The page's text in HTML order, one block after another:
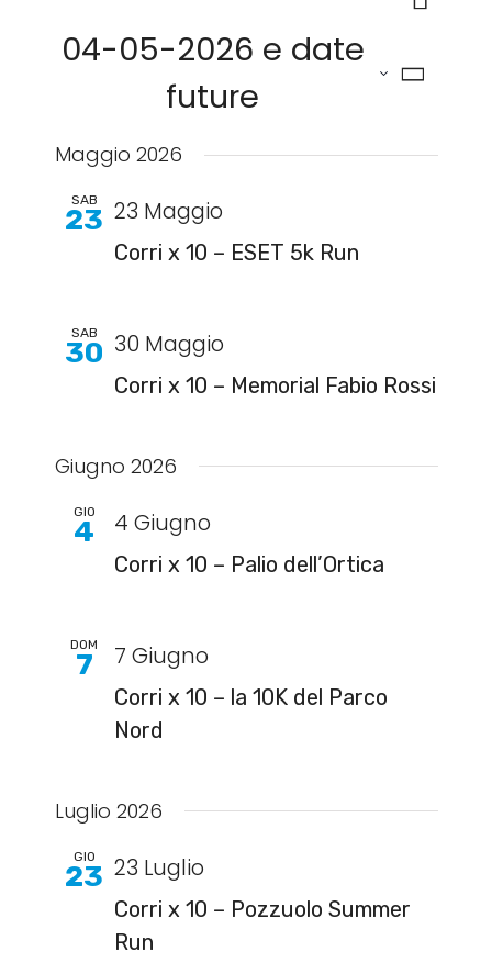
viste
04-05-2026 e date
future
Seleziona
la
data.
Maggio 2026
SAB
23 23 Maggio
Corri x 10 – ESET 5k Run
SAB
30 30 Maggio
Corri x 10 – Memorial Fabio Rossi
Giugno 2026
GIO
4 4 Giugno
Corri x 10 – Palio dell’Ortica
DOM
7 7 Giugno
Corri x 10 – la 10K del Parco
Nord
Luglio 2026
GIO
23 23 Luglio
Corri x 10 – Pozzuolo Summer
Run